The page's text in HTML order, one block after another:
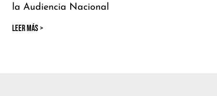
la Audiencia Nacional
LEER MÁS >